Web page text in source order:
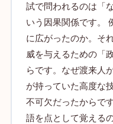
試で問われるのは「
いう因果関係です。
に広がったのか。そ
威を与えるための「
らです。なぜ渡来人
が持っていた高度な
不可欠だったからで
語を点として覚える